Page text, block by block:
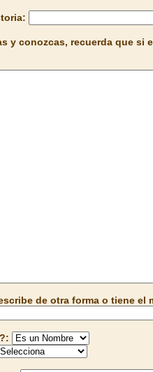
y conozcas, recuerda que si
de otra forma o tiene